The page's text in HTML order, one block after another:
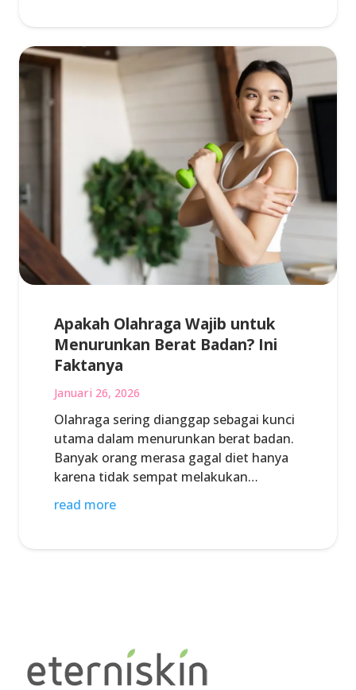
Apakah Olahraga Wajib untuk
Menurunkan Berat Badan? Ini
Faktanya
Januari 26, 2026
Olahraga sering dianggap sebagai kunci
utama dalam menurunkan berat badan.
Banyak orang merasa gagal diet hanya
karena tidak sempat melakukan…
read more